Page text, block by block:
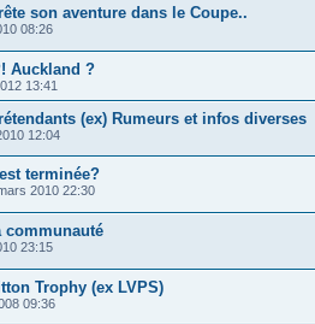
son aventure dans le Coupe..
08:26
Auckland ?
13:41
(ex) Rumeurs et infos diverses
12:04
terminée?
2010 22:30
communauté
23:15
Trophy (ex LVPS)
09:36